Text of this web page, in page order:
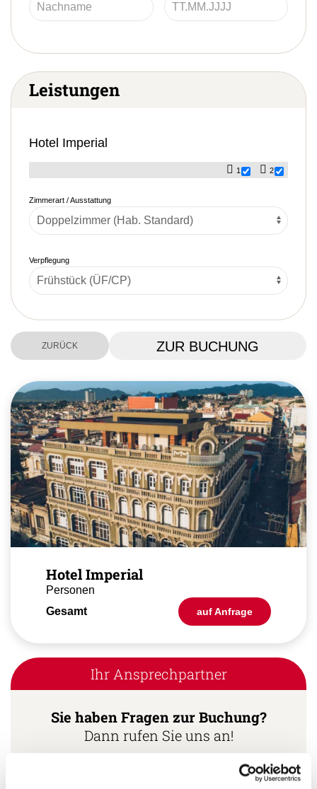
Leistungen
Hotel Imperial
1 2
Zimmerart / Ausstattung
Verpflegung
ZURÜCK ZUR BUCHUNG
Hotel Imperial
Personen
Gesamt
auf Anfrage
Ihr Ansprechpartner
Sie haben Fragen zur Buchung?
Dann rufen Sie uns an!